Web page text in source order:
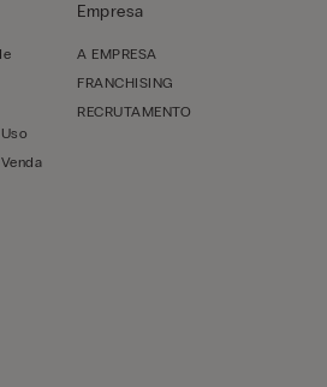
Empresa
A EMPRESA
FRANCHISING
RECRUTAMENTO